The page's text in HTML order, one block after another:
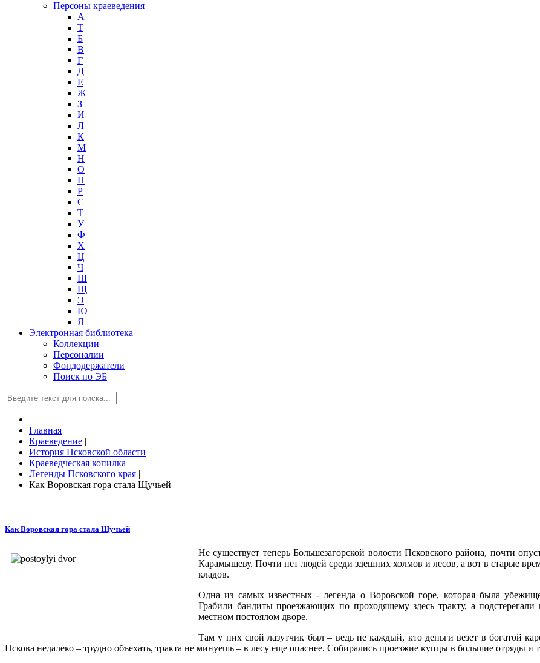
Персоны краеведения
А
T
Б
В
Г
Д
Е
Ж
З
И
Л
К
М
Н
О
П
Р
С
Т
У
Ф
Х
Ц
Ч
Ш
Щ
Э
Ю
Я
Электронная библиотека
Коллекции
Персоналии
Фондодержатели
Поиск по ЭБ
Главная |
Краеведение |
История Псковской области |
Краеведческая копилка |
Легенды Псковского края |
Как Воровская гора стала Щучьей
Как Воровская гора стала Щучьей
Не существует теперь Большезагорской волости Псковского района, почти
Карамышеву. Почти нет людей среди здешних холмов и лесов, а вот в старые
кладов.
Одна из самых известных - легенда о Воровской горе, которая была
Грабили бандиты проезжающих по проходящему здесь тракту, а
местном постоялом дворе.
Там у них свой лазутчик был – ведь не каждый, кто деньги везет в богатой
Пскова недалеко – трудно объехать, тракта не минуешь – в лесу еще опаснее. Собирались проезжие купцы в большие отряды и